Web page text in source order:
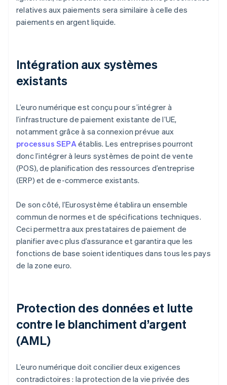
relatives aux paiements sera similaire à celle des
paiements en argent liquide.
Intégration aux systèmes
existants
L’euro numérique est conçu pour s’intégrer à
l’infrastructure de paiement existante de l’UE,
notamment grâce à sa connexion prévue aux
processus SEPAétablis. Les entreprises pourront
donc l’intégrer à leurs systèmes de point de vente
(POS), de planification des ressources d’entreprise
(ERP) et de e-commerce existants.
De son côté, l’Eurosystème établira un ensemble
commun de normes et de spécifications techniques.
Ceci permettra aux prestataires de paiement de
planifier avec plus d’assurance et garantira que les
fonctions de base soient identiques dans tous les pays
de la zone euro.
Protection des données et lutte
contre le blanchiment d’argent
(AML)
L’euro numérique doit concilier deux exigences
contradictoires : la protection de la vie privée des